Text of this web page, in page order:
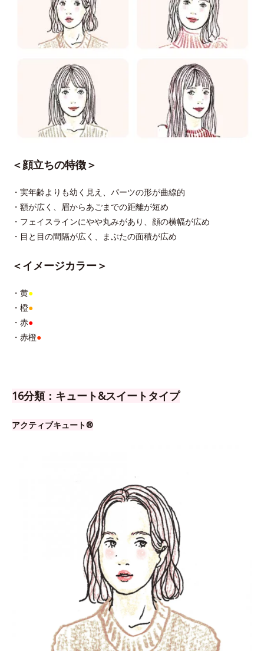
＜顔立ちの特徴＞
・実年齢よりも幼く見え、パーツの形が曲線的
・額が広く、眉からあごまでの距離が短め
・フェイスラインにやや丸みがあり、顔の横幅が広め
・目と目の間隔が広く、まぶたの面積が広め
＜イメージカラー＞
・黄●
・橙●
・赤●
・赤橙●
16分類：キュート&スイートタイプ
アクティブキュート®